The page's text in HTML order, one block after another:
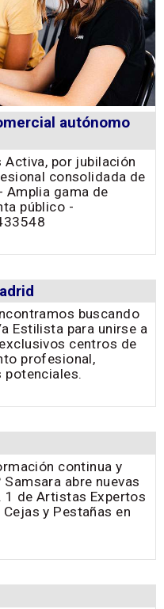
autónomo
Activa, por jubilación
consolidada de
gama de
público -
buscando
Estilista para unirse a
centros de
profesional,
potenciales.
continua y
abre nuevas
1 de Artistas Expertos
y Pestañas en